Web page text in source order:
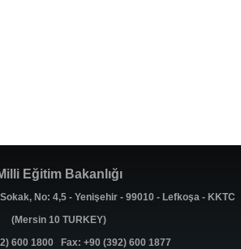
Eğitim Bakanlığı
No: 4,5 - Yenişehir - 99010 - Lefkoşa - KKTC
(Mersin 10 TURKEY)
600 1800 Fax: +90 (392) 600 1877